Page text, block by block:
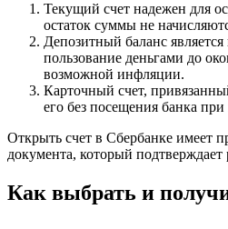
Текущий счет надежен для
остаток суммы не
Депозитный баланс
пользование деньгами до
возможной инфляции.
Карточный счет,
его без посещения банка
Открыть счет в Сбербанке имеет
документа, который
Как выбрать и